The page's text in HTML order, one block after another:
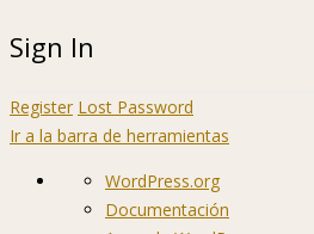
Sign In
Register Lost Password
Ir a la barra de herramientas
AcercaWordPress.org
Documentación